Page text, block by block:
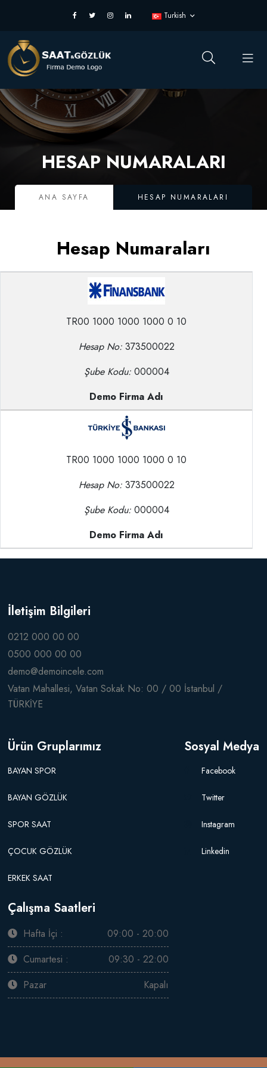
Turkish
HESAP NUMARALARI
ANA SAYFA HESAP NUMARALARI
Hesap Numaraları
TR00 1000 1000 1000 0 10
Hesap No:373500022
Şube Kodu:000004
Demo Firma Adı
TR00 1000 1000 1000 0 10
Hesap No:373500022
Şube Kodu:000004
Demo Firma Adı
İletişim Bilgileri
0212 000 00 00
0500 000 00 00
demo@demoincele.com
Vatan Mahallesi, Vatan Sokak No: 00 / 00 İstanbul /
TÜRKİYE
Ürün Gruplarımız
BAYAN SPOR
BAYAN GÖZLÜK
SPOR SAAT
ÇOCUK GÖZLÜK
ERKEK SAAT
Sosyal Medya
Facebook
Twitter
Instagram
Linkedin
Çalışma Saatleri
Hafta İçi :
09:00 - 20:00
Cumartesi :
09:30 - 22:00
Pazar
Kapalı